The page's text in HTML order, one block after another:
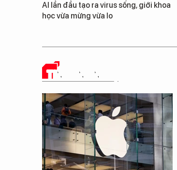
AI lần đầu tạo ra virus sống, giới khoa
học vừa mừng vừa lo
TIN CÔNG NGHỆ